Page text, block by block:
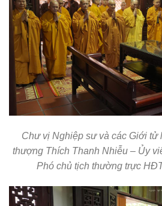
Chư vị Nghiệp sư và các Giới tử
thượng Thích Thanh Nhiễu – Ủy
Phó chủ tịch thường trực